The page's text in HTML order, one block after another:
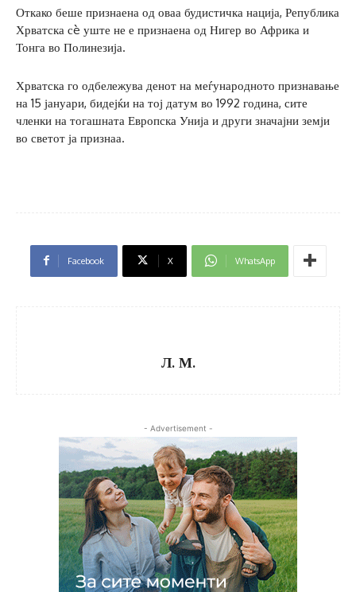
Откако беше признаена од оваа будистичка нација, Република
Хрватска сè уште не е признаена од Нигер во Африка и
Тонга во Полинезија.
Хрватска го одбележува денот на меѓународното признавање
на 15 јануари, бидејќи на тој датум во 1992 година, сите
членки на тогашната Европска Унија и други значајни земји
во светот ја признаа.
Facebook X WhatsApp
Л. М.
- Advertisement -